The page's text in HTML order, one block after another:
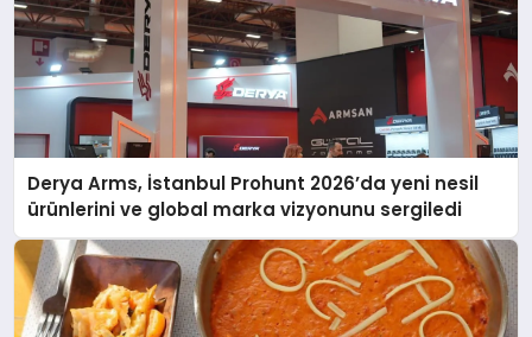
Derya Arms, İstanbul Prohunt 2026’da yeni nesil
ürünlerini ve global marka vizyonunu sergiledi